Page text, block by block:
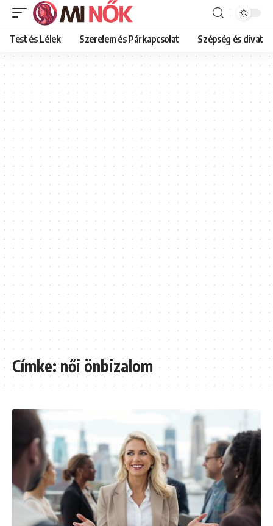
Test és Lélek Szerelem és Párkapcsolat Szépség és divat
Címke:női önbizalom